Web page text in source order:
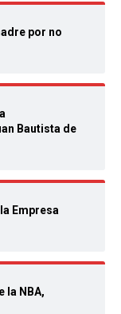
por no
Bautista de
Empresa
la NBA,